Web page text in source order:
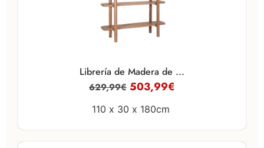
Librería de Madera de ...
629,99€ 503,99€
110 x 30 x 180cm